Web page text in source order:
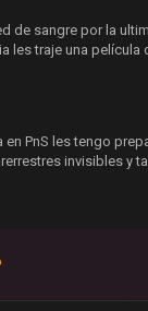
de sangre por la
les traje una película
PnS les tengo
invisibles y